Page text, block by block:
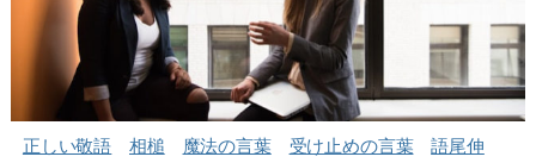
正しい敬語 相槌 魔法の言葉 受け止めの言葉
語尾伸